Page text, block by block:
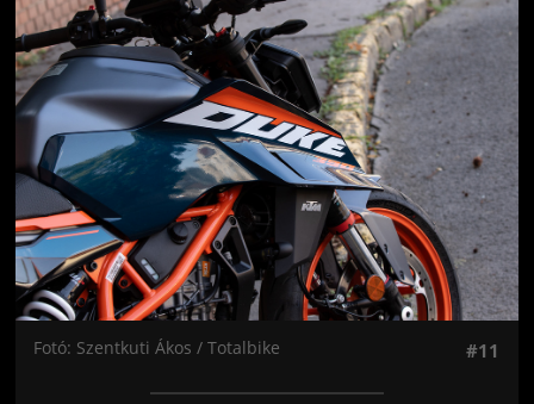
Jön még kép!
Fotó: Szentkuti Ákos / Totalbike #11